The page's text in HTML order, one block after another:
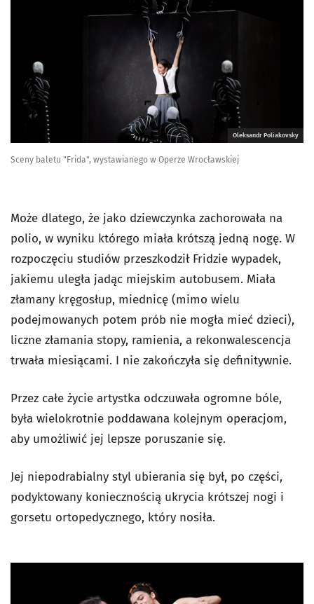
Oleksandr Poliakovsky
Sceny baletu "Frida", wystawianego w Operze Wrocławskiej
Może dlatego, że jako dziewczynka zachorowała na
polio, w wyniku którego miała krótszą jedną nogę. W
rozpoczęciu studiów przeszkodził Fridzie wypadek,
jakiemu uległa jadąc miejskim autobusem. Miała
złamany kręgosłup, miednicę (mimo wielu
podejmowanych potem prób nie mogła mieć dzieci),
liczne złamania stopy, ramienia, a rekonwalescencja
trwała miesiącami. I nie zakończyła się definitywnie.
Przez całe życie artystka odczuwała ogromne bóle,
była wielokrotnie poddawana kolejnym operacjom,
aby umożliwić jej lepsze poruszanie się.
Jej niepodrabialny styl ubierania się był, po części,
podyktowany koniecznością ukrycia krótszej nogi i
gorsetu ortopedycznego, który nosiła.